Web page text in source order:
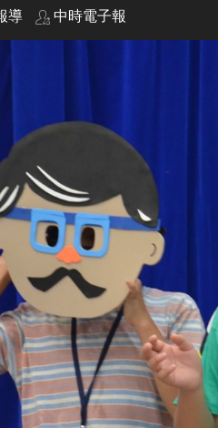
導 中時電子報